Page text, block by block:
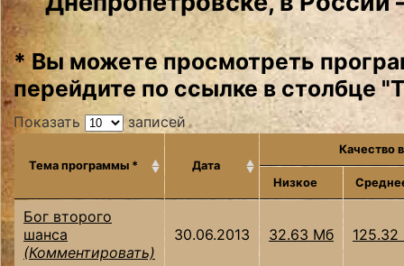
* Вы можете просмотреть
перейдите по ссылке в столбце
Показать записей
Тема программы * Дата
Качество
Низкое
Бог второго
шанса
(Комментировать)
30.06.2013 32.63 Мб